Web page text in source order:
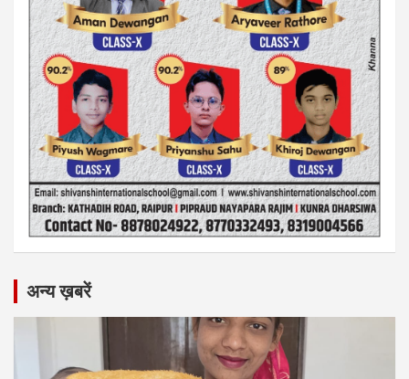
अन्य ख़बरें